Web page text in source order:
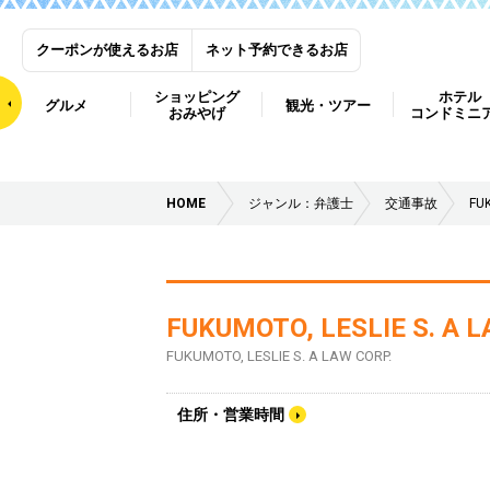
クーポンが使えるお店 ネット予約できるお店
グルメ
ショッピング
おみやげ
観光・ツアー
ホテル
コンドミニ
HOME ジャンル：弁護士 交通事故
FUKUMOTO, LESLIE S. A
FUKUMOTO, LESLIE S. A LAW CORP.
住所・営業時間